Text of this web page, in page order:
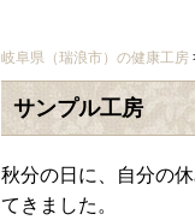
岐阜県（瑞浪市）の健康工房
サンプル工房
秋分の日に、自分の
てきました。